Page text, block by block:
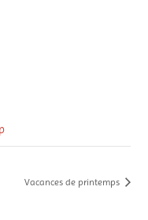
Vacances de printemps